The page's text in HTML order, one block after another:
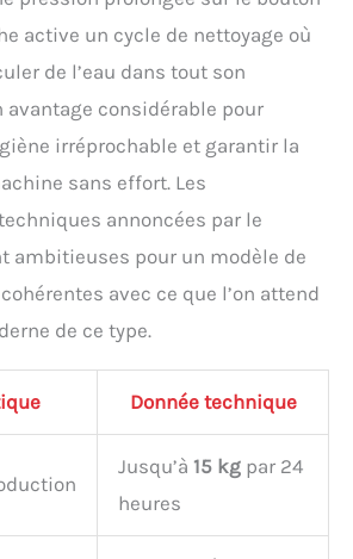
active un cycle de nettoyage où
de l’eau dans tout son
avantage considérable pour
irréprochable et garantir la
sans effort. Les
annoncées par le
ambitieuses pour un modèle de
avec ce que l’on attend
de ce type.
Donnée technique
Jusqu’à 15 kg par 24
heures